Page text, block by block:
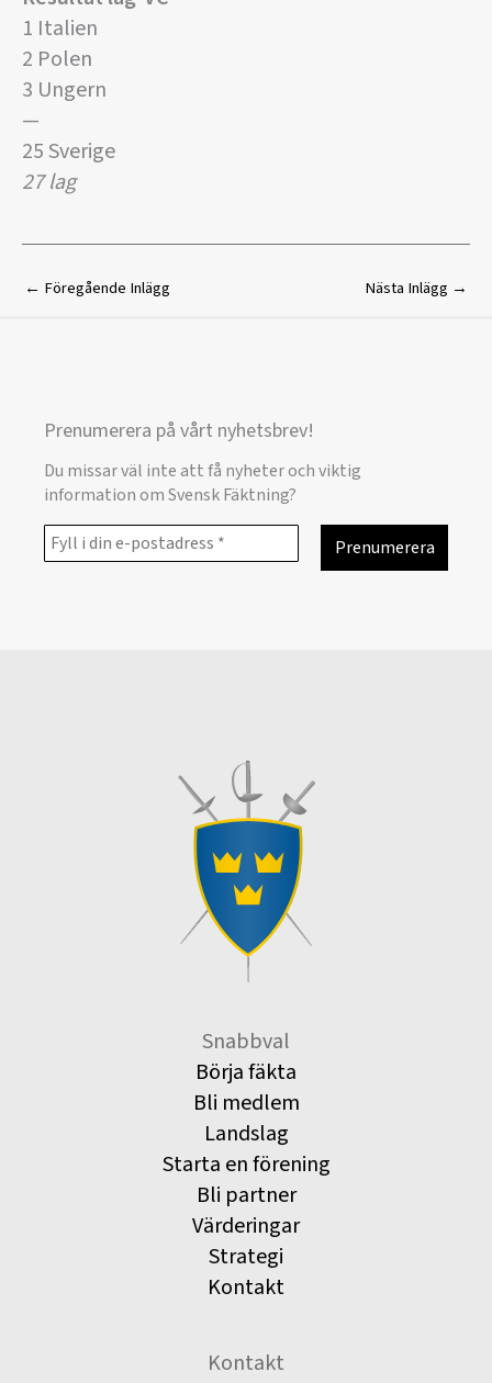
1 Italien
2 Polen
3 Ungern
—
25 Sverige
27 lag
← Föregående Inlägg Nästa Inlägg →
Prenumerera på vårt nyhetsbrev!
Du missar väl inte att få nyheter och viktig
information om Svensk Fäktning?
Snabbval
Börja fäkta
Bli medlem
Landslag
Starta en förening
Bli partner
Värderingar
Strategi
Kontakt
Kontakt